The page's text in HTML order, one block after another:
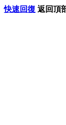
快速回復 返回頂